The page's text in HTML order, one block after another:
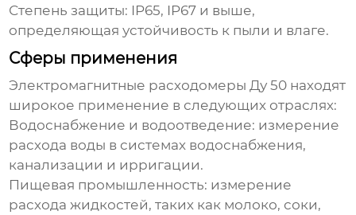
Степень защиты: IP65, IP67 и выше,
определяющая устойчивость к пыли и влаге.
Сферы применения
Электромагнитные расходомеры Ду 50 находят
широкое применение в следующих отраслях:
Водоснабжение и водоотведение: измерение
расхода воды в системах водоснабжения,
канализации и ирригации.
Пищевая промышленность: измерение
расхода жидкостей, таких как молоко, соки,